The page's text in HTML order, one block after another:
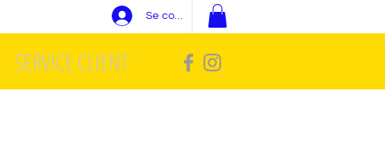
Se connecter
SERVICE CLIENT